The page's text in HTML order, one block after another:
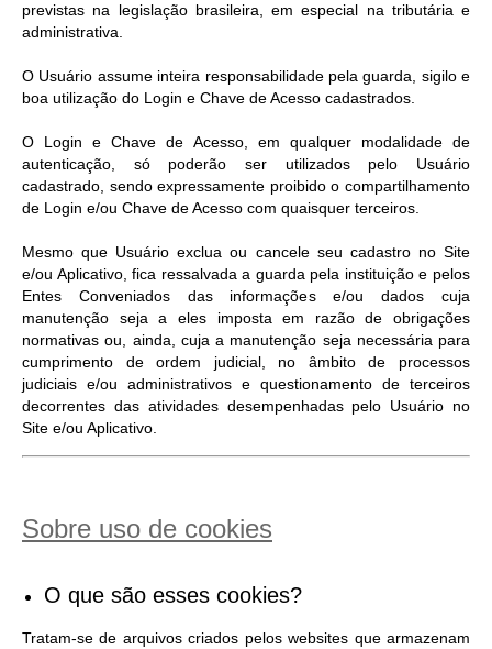
previstas na legislação brasileira, em especial na tributária e
administrativa.
O Usuário assume inteira responsabilidade pela guarda, sigilo e
boa utilização do Login e Chave de Acesso cadastrados.
O Login e Chave de Acesso, em qualquer modalidade de
autenticação, só poderão ser utilizados pelo Usuário
cadastrado, sendo expressamente proibido o compartilhamento
de Login e/ou Chave de Acesso com quaisquer terceiros.
Mesmo que Usuário exclua ou cancele seu cadastro no Site
e/ou Aplicativo, fica ressalvada a guarda pela instituição e pelos
Entes Conveniados das informações e/ou dados cuja
manutenção seja a eles imposta em razão de obrigações
normativas ou, ainda, cuja a manutenção seja necessária para
cumprimento de ordem judicial, no âmbito de processos
judiciais e/ou administrativos e questionamento de terceiros
decorrentes das atividades desempenhadas pelo Usuário no
Site e/ou Aplicativo.
Sobre uso de cookies
O que são esses cookies?
Tratam-se de arquivos criados pelos websites que armazenam